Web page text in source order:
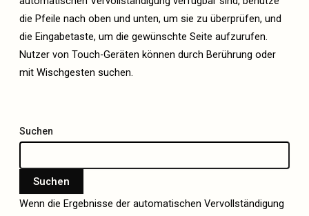
die Pfeile nach oben und unten, um sie zu überprüfen, und
die Eingabetaste, um die gewünschte Seite aufzurufen.
Nutzer von Touch-Geräten können durch Berührung oder
mit Wischgesten suchen.
Suchen
Suchen
Wenn die Ergebnisse der automatischen Vervollständigung